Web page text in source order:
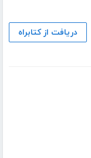
دریافت از کتابراه